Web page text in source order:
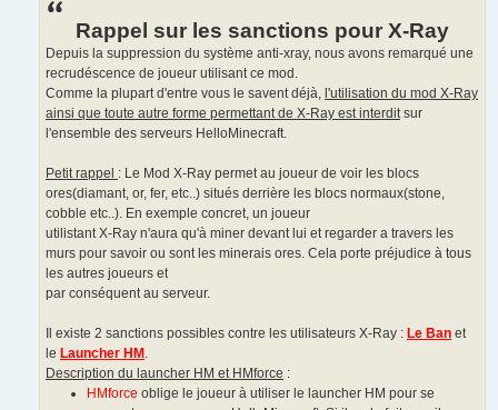
Rappel sur les sanctions pour X-Ray
Depuis la suppression du système anti-xray, nous avons remarqué une
recrudéscence de joueur utilisant ce mod.
Comme la plupart d'entre vous le savent déjà, l'utilisation du mod X-Ray
ainsi que toute autre forme permettant de X-Ray est interditsur
l'ensemble des serveurs HelloMinecraft.
Petit rappel : Le Mod X-Ray permet au joueur de voir les blocs
ores(diamant, or, fer, etc..) situés derrière les blocs normaux(stone,
cobble etc..). En exemple concret, un joueur
utilistant X-Ray n'aura qu'à miner devant lui et regarder a travers les
murs pour savoir ou sont les minerais ores. Cela porte préjudice à tous
les autres joueurs et
par conséquent au serveur.
Il existe 2 sanctions possibles contre les utilisateurs X-Ray : Le Ban et
le Launcher HM.
Description du launcher HM et HMforce :
HMforce oblige le joueur à utiliser le launcher HM pour se